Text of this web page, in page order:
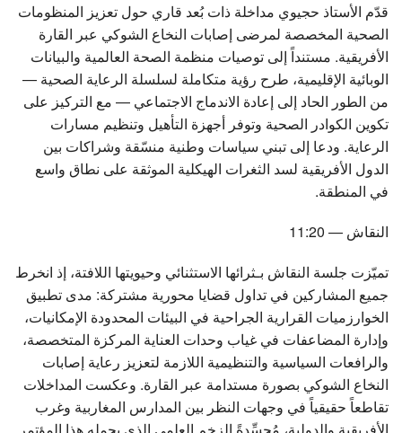
قدّم الأستاذ حجيوي مداخلة ذات بُعد قاري حول تعزيز المنظومات
الصحية المخصصة لمرضى إصابات النخاع الشوكي عبر القارة
الأفريقية. مستنداً إلى توصيات منظمة الصحة العالمية والبيانات
الوبائية الإقليمية، طرح رؤية متكاملة لسلسلة الرعاية الصحية —
من الطور الحاد إلى إعادة الاندماج الاجتماعي — مع التركيز على
تكوين الكوادر الصحية وتوفر أجهزة التأهيل وتنظيم مسارات
الرعاية. ودعا إلى تبني سياسات وطنية منسّقة وشراكات بين
الدول الأفريقية لسد الثغرات الهيكلية الموثقة على نطاق واسع
في المنطقة.
النقاش — 11:20
تميّزت جلسة النقاش بـثرائها الاستثنائي وحيويتها اللافتة، إذ انخرط
جميع المشاركين في تداول قضايا محورية مشتركة: مدى تطبيق
الخوارزميات القرارية الجراحية في البيئات المحدودة الإمكانيات،
وإدارة المضاعفات في غياب وحدات العناية المركزة المتخصصة،
والرافعات السياسية والتنظيمية اللازمة لتعزيز رعاية إصابات
النخاع الشوكي بصورة مستدامة عبر القارة. وعكست المداخلات
تقاطعاً حقيقياً في وجهات النظر بين المدارس المغاربية وغرب